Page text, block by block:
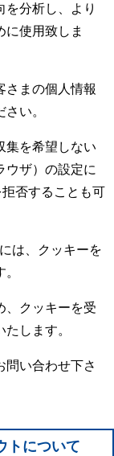
分析し、より
に使用致しま
さまの個人情報
い。
集を希望しない
ウザ）の設定に
否することも可
は、クッキーを
、クッキーを受
します。
問い合わせ下さ
トについて